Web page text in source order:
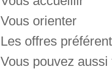
Vous orienter
Les offres
Vous pouvez